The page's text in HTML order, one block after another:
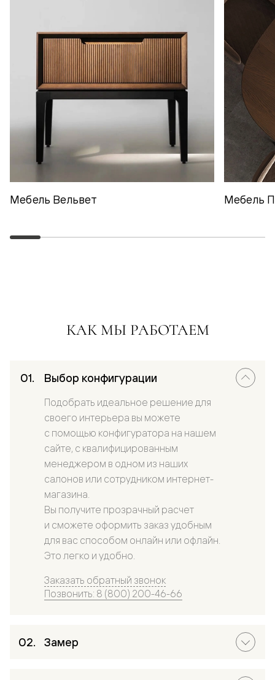
Мебель Вельвет Мебель
КАК МЫ РАБОТАЕМ
Выбор конфигурации
Подобрать идеальное решение для
своего интерьера вы можете
с помощью конфигуратора на нашем
сайте, с квалифицированным
менеджером в одном из наших
салонов или сотрудником интернет-
магазина.
Вы получите прозрачный расчет
и сможете оформить заказ удобным
для вас способом онлайн или офлайн.
Это легко и удобно.
Заказать обратный звонок
Позвонить: 8 (800) 200-46-66
Замер